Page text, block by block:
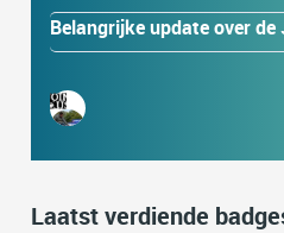
Belangrijke update over
Laatst verdiende